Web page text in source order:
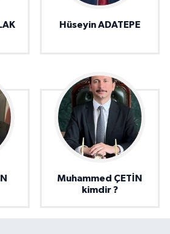
Hüseyin ADATEPE
Muhammed ÇETİN
kimdir ?